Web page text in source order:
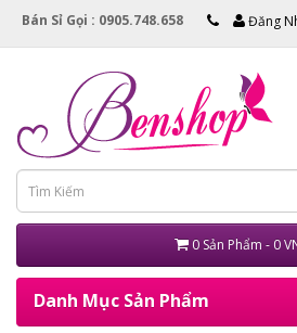
Bán Sỉ Gọi : 0905.748.658 Đăng
0 Sản Phẩm - 0
Danh Mục Sản Phẩm